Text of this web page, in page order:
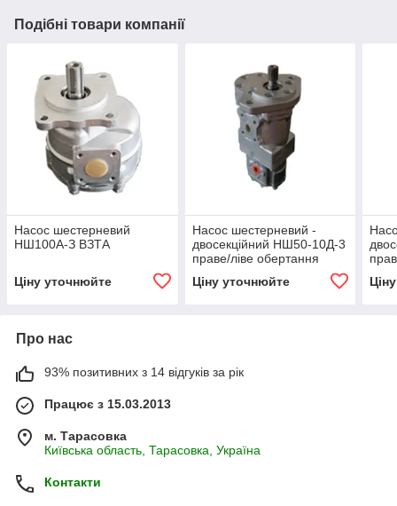
Подібні товари компанії
Насос шестерневий
НШ100А-З ВЗТА
Ціну уточнюйте
Насос шестерневий -
двосекційний НШ50-10Д-3
праве/ліве обертання
Ціну уточнюйте
Про нас
93% позитивних з 14 відгуків за рік
Працює з 15.03.2013
м. Тарасовка
Київська область, Тарасовка, Україна
Контакти